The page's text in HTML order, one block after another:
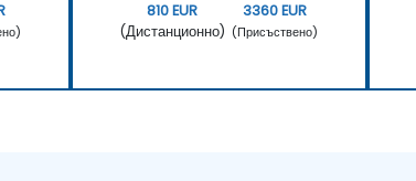
810 EUR
(Дистанционно)
3360 EUR
(Присъствено)